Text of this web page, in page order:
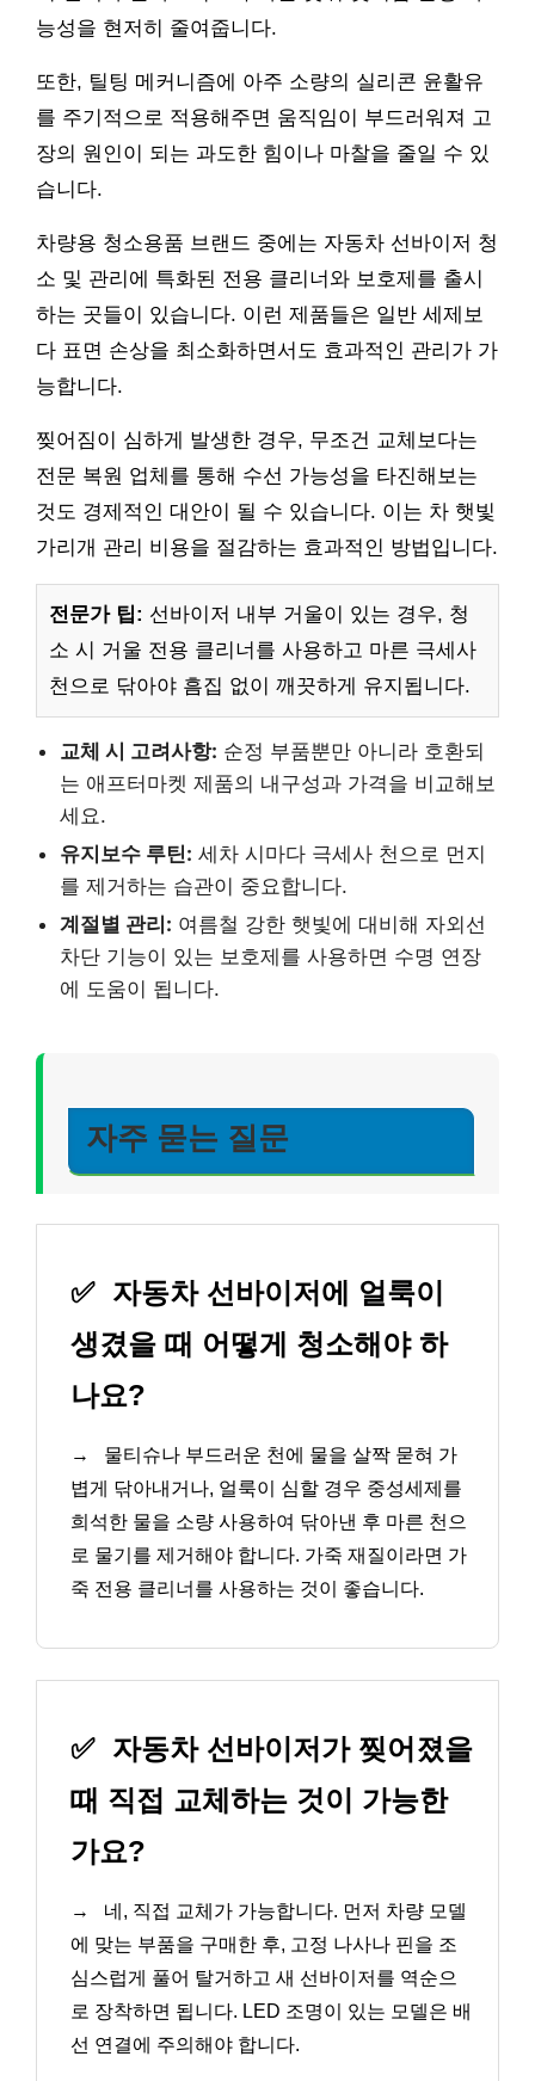
능성을 현저히 줄여줍니다.
또한, 틸팅 메커니즘에 아주 소량의 실리콘 윤활유
를 주기적으로 적용해주면 움직임이 부드러워져 고
장의 원인이 되는 과도한 힘이나 마찰을 줄일 수 있
습니다.
차량용 청소용품 브랜드 중에는 자동차 선바이저 청
소 및 관리에 특화된 전용 클리너와 보호제를 출시
하는 곳들이 있습니다. 이런 제품들은 일반 세제보
다 표면 손상을 최소화하면서도 효과적인 관리가 가
능합니다.
찢어짐이 심하게 발생한 경우, 무조건 교체보다는
전문 복원 업체를 통해 수선 가능성을 타진해보는
것도 경제적인 대안이 될 수 있습니다. 이는 차 햇빛
가리개 관리 비용을 절감하는 효과적인 방법입니다.
전문가 팁: 선바이저 내부 거울이 있는 경우, 청
소 시 거울 전용 클리너를 사용하고 마른 극세사
천으로 닦아야 흠집 없이 깨끗하게 유지됩니다.
교체 시 고려사항: 순정 부품뿐만 아니라 호환되
는 애프터마켓 제품의 내구성과 가격을 비교해보
세요.
유지보수 루틴: 세차 시마다 극세사 천으로 먼지
를 제거하는 습관이 중요합니다.
계절별 관리: 여름철 강한 햇빛에 대비해 자외선
차단 기능이 있는 보호제를 사용하면 수명 연장
에 도움이 됩니다.
자주 묻는 질문
✅ 자동차 선바이저에 얼룩이
생겼을 때 어떻게 청소해야 하
나요?
→
물티슈나 부드러운 천에 물을 살짝 묻혀 가
볍게 닦아내거나, 얼룩이 심할 경우 중성세제를
희석한 물을 소량 사용하여 닦아낸 후 마른 천으
로 물기를 제거해야 합니다. 가죽 재질이라면 가
죽 전용 클리너를 사용하는 것이 좋습니다.
✅ 자동차 선바이저가 찢어졌을
때 직접 교체하는 것이 가능한
가요?
→
네, 직접 교체가 가능합니다. 먼저 차량 모델
에 맞는 부품을 구매한 후, 고정 나사나 핀을 조
심스럽게 풀어 탈거하고 새 선바이저를 역순으
로 장착하면 됩니다. LED 조명이 있는 모델은 배
선 연결에 주의해야 합니다.